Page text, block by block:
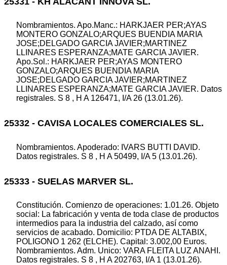
Nombramientos. Apo.Manc.: HARKJAER PER;AYAS
MONTERO GONZALO;ARQUES BUENDIA MARIA
JOSE;DELGADO GARCIA JAVIER;MARTINEZ
LLINARES ESPERANZA;MATE GARCIA JAVIER.
Apo.Sol.: HARKJAER PER;AYAS MONTERO
GONZALO;ARQUES BUENDIA MARIA
JOSE;DELGADO GARCIA JAVIER;MARTINEZ
LLINARES ESPERANZA;MATE GARCIA JAVIER. Datos
registrales. S 8 , H A 126471, I/A 26 (13.01.26).
25332 - CAVISA LOCALES COMERCIALES SL.
Nombramientos. Apoderado: IVARS BUTTI DAVID.
Datos registrales. S 8 , H A 50499, I/A 5 (13.01.26).
25333 - SUELAS MARVER SL.
Constitución. Comienzo de operaciones: 1.01.26. Objeto
social: La fabricación y venta de toda clase de productos
intermedios para la industria del calzado, así como
servicios de acabado. Domicilio: PTDA DE ALTABIX,
POLIGONO 1 262 (ELCHE). Capital: 3.002,00 Euros.
Nombramientos. Adm. Unico: VARA FLEITA LUZ ANAHI.
Datos registrales. S 8 , H A 202763, I/A 1 (13.01.26).